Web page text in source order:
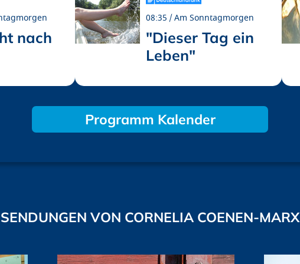
nach
08:35 Am Sonntagmorgen
"Dieser Tag ein
Leben"
Programm Kalender
SENDUNGEN VON CORNELIA COENEN-MARX